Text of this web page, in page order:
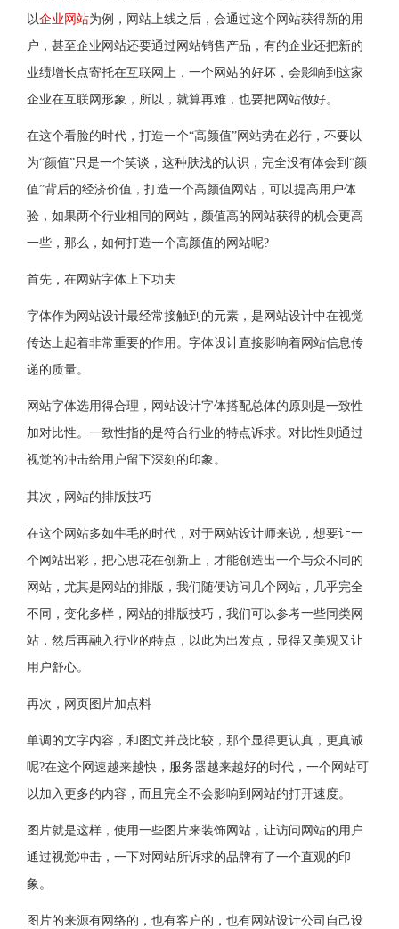
以企业网站为例，网站上线之后，会通过这个网站获得新的用
户，甚至企业网站还要通过网站销售产品，有的企业还把新的
业绩增长点寄托在互联网上，一个网站的好坏，会影响到这家
企业在互联网形象，所以，就算再难，也要把网站做好。
在这个看脸的时代，打造一个“高颜值”网站势在必行，不要以
为“颜值”只是一个笑谈，这种肤浅的认识，完全没有体会到“颜
值”背后的经济价值，打造一个高颜值网站，可以提高用户体
验，如果两个行业相同的网站，颜值高的网站获得的机会更高
一些，那么，如何打造一个高颜值的网站呢?
首先，在网站字体上下功夫
字体作为网站设计最经常接触到的元素，是网站设计中在视觉
传达上起着非常重要的作用。字体设计直接影响着网站信息传
递的质量。
网站字体选用得合理，网站设计字体搭配总体的原则是一致性
加对比性。一致性指的是符合行业的特点诉求。对比性则通过
视觉的冲击给用户留下深刻的印象。
其次，网站的排版技巧
在这个网站多如牛毛的时代，对于网站设计师来说，想要让一
个网站出彩，把心思花在创新上，才能创造出一个与众不同的
网站，尤其是网站的排版，我们随便访问几个网站，几乎完全
不同，变化多样，网站的排版技巧，我们可以参考一些同类网
站，然后再融入行业的特点，以此为出发点，显得又美观又让
用户舒心。
再次，网页图片加点料
单调的文字内容，和图文并茂比较，那个显得更认真，更真诚
呢?在这个网速越来越快，服务器越来越好的时代，一个网站可
以加入更多的内容，而且完全不会影响到网站的打开速度。
图片就是这样，使用一些图片来装饰网站，让访问网站的用户
通过视觉冲击，一下对网站所诉求的品牌有了一个直观的印
象。
图片的来源有网络的，也有客户的，也有网站设计公司自己设